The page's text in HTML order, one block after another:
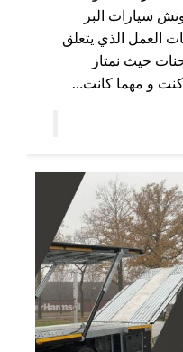
سيارات البر
العمل الذي يتعلق
حيث نمتاز
كنت و مهما كانت…